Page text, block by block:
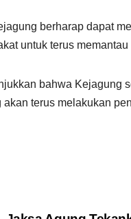
berharap dapat
untuk terus
bahwa Kejagung
terus melakukan